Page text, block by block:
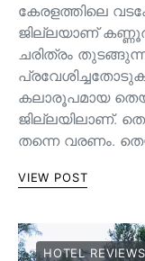
കേരളത്തിലെ
ജില്ലയാണ്
ചരിത്രം
കലാരൂപമായ
ജില്ലയിലാണ്.
തന്നെ വരണം.
VIEW POST
HOTEL REVIEWS